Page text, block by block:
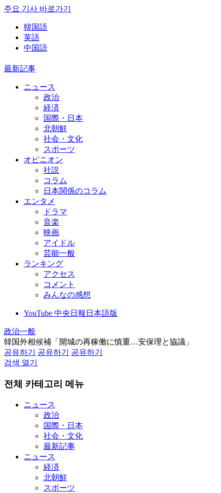
주요 기사 바로가기
韓国語
英語
中国語
最新記事
ニュース
政治
経済
国際・日本
北朝鮮
社会・文化
スポーツ
オピニオン
社説
コラム
日本関係のコラム
エンタメ
ドラマ
音楽
映画
アイドル
芸能一般
ランキング
アクセス
コメント
みんなの感想
YouTube 中央日報日本語版
政治一般
韓国外相候補「開城の再稼働に慎重…安保理と協議」
공유하기
공유하기
공유하기
검색 열기
전체 카테고리 메뉴
ニュース
政治
国際・日本
社会・文化
最新記事
ニュース
経済
北朝鮮
スポーツ